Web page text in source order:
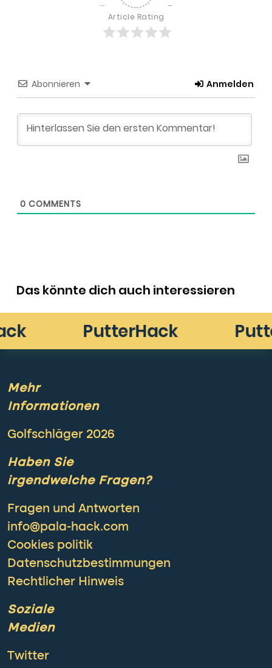
Article Rating
Abonnieren Anmelden
0 COMMENTS
Das könnte dich auch interessieren
Mehr
Informationen
Golfschläger 2026
Haben Sie
irgendwelche Fragen?
Fragen und Antworten
info@pala-hack.com
Cookies politik
Datenschutzbestimmungen
Rechtlicher Hinweis
Soziale
Medien
Twitter